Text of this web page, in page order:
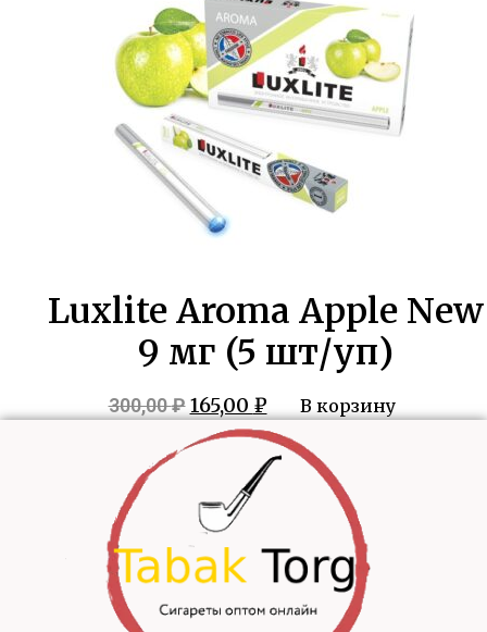
Luxlite Aroma Apple New
9 мг (5 шт/уп)
300,00₽ Первоначальная
цена
составляла
300,00 ₽.
165,00 ₽Текущая
цена:
165,00 ₽.
В корзину